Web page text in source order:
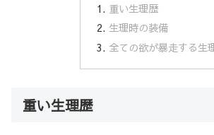
重い生理歴
生理時の装備
全ての欲が暴走する生
重い生理歴